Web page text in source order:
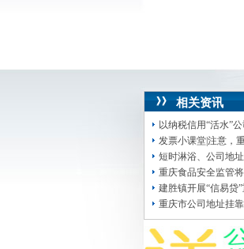
相关资讯
以纳税信用“活水”
发票小课堂|注意，
短时淋浴、公司地
重庆食品安全监管
建胜镇开展“信易贷
重庆市公司地址挂